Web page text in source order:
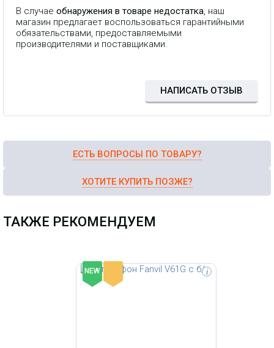
В случае обнаружения в товаре недостатка , наш
магазин предлагает воспользоваться гарантийными
обязательствами, предоставляемыми
производителями и поставщиками.
НАПИСАТЬ ОТЗЫВ
ЕСТЬ ВОПРОСЫ ПО ТОВАРУ?
ХОТИТЕ КУПИТЬ ПОЗЖЕ?
ТАКЖЕ РЕКОМЕНДУЕМ
NEW i
IP телефон Fanvil V61G, 4 SIP
линии, HD звук, 2 порта 1 Гбит/